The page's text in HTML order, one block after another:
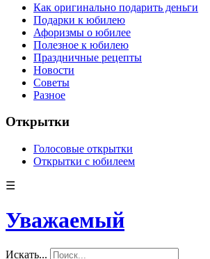
Как оригинально подарить деньги
Подарки к юбилею
Афоризмы о юбилее
Полезное к юбилею
Праздничные рецепты
Новости
Советы
Разное
Открытки
Голосовые открытки
Открытки с юбилеем
☰
Уважаемый
Искать...